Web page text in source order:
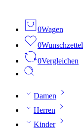
0Wagen
0Wunschzettel
0Vergleichen
Damen
Herren
Kinder